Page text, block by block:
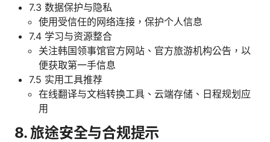
7.3 数据保护与隐私
使用受信任的网络连接，保护个人信息
7.4 学习与资源整合
关注韩国领事馆官方网站、官方旅游机构公告，以
便获取第一手信息
7.5 实用工具推荐
在线翻译与文档转换工具、云端存储、日程规划应
用
8. 旅途安全与合规提示